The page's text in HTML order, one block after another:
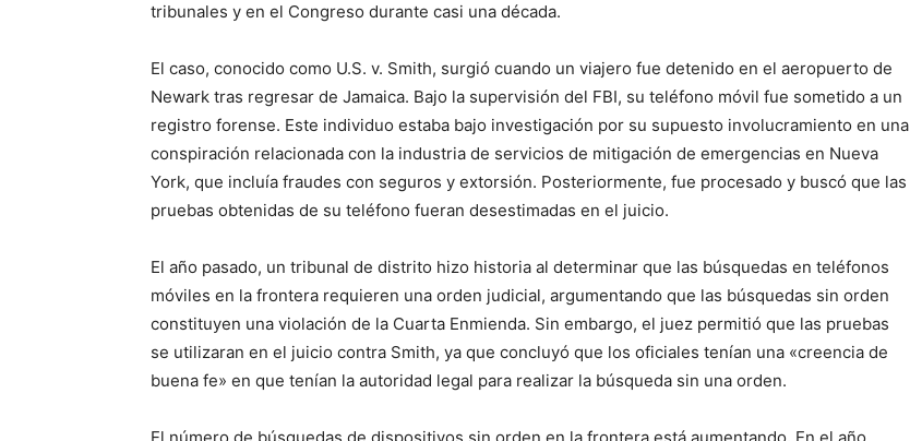
tribunales y en el Congreso durante casi una década.
El caso, conocido como U.S. v. Smith, surgió cuando un viajero fue detenido en el aeropuerto de
Newark tras regresar de Jamaica. Bajo la supervisión del FBI, su teléfono móvil fue sometido a un
registro forense. Este individuo estaba bajo investigación por su supuesto involucramiento en una
conspiración relacionada con la industria de servicios de mitigación de emergencias en Nueva
York, que incluía fraudes con seguros y extorsión. Posteriormente, fue procesado y buscó que las
pruebas obtenidas de su teléfono fueran desestimadas en el juicio.
El año pasado, un tribunal de distrito hizo historia al determinar que las búsquedas en teléfonos
móviles en la frontera requieren una orden judicial, argumentando que las búsquedas sin orden
constituyen una violación de la Cuarta Enmienda. Sin embargo, el juez permitió que las pruebas
se utilizaran en el juicio contra Smith, ya que concluyó que los oficiales tenían una «creencia de
buena fe» en que tenían la autoridad legal para realizar la búsqueda sin una orden.